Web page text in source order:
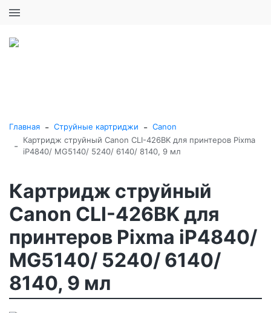
Главная - Струйные картриджи - Canon
-
Картридж струйный Canon CLI-426BK для принтеров Pixma
iP4840/ MG5140/ 5240/ 6140/ 8140, 9 мл
Картридж струйный
Canon CLI-426BK для
принтеров Pixma iP4840/
MG5140/ 5240/ 6140/
8140, 9 мл